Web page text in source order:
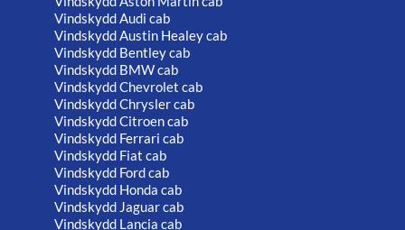
Vindskydd Audi cab
Vindskydd Austin Healey cab
Vindskydd Bentley cab
Vindskydd BMW cab
Vindskydd Chevrolet cab
Vindskydd Chrysler cab
Vindskydd Citroen cab
Vindskydd Ferrari cab
Vindskydd Fiat cab
Vindskydd Ford cab
Vindskydd Honda cab
Vindskydd Jaguar cab
Vindskydd Lancia cab